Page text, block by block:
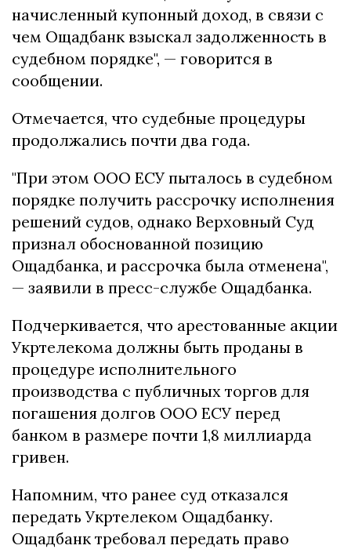
начисленный купонный доход, в связи с
чем Ощадбанк взыскал задолженность в
судебном порядке", — говорится в
сообщении.
Отмечается, что судебные процедуры
продолжались почти два года.
"При этом ООО ЕСУ пыталось в судебном
порядке получить рассрочку исполнения
решений судов, однако Верховный Суд
признал обоснованной позицию
Ощадбанка, и рассрочка была отменена",
— заявили в пресс-службе Ощадбанка.
Подчеркивается, что арестованные акции
Укртелекома должны быть проданы в
процедуре исполнительного
производства с публичных торгов для
погашения долгов ООО ЕСУ перед
банком в размере почти 1,8 миллиарда
гривен.
Напомним, что ранее суд отказался
передать Укртелеком Ощадбанку.
Ощадбанк требовал передать право